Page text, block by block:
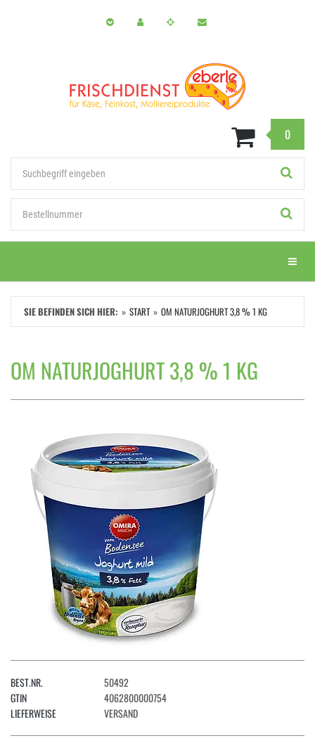
0
Menü
SIE BEFINDEN SICH HIER: START OM NATURJOGHURT 3,8 % 1 KG
OM NATURJOGHURT 3,8 % 1 KG
BEST.NR.
50492
GTIN
4062800000754
LIEFERWEISE
VERSAND